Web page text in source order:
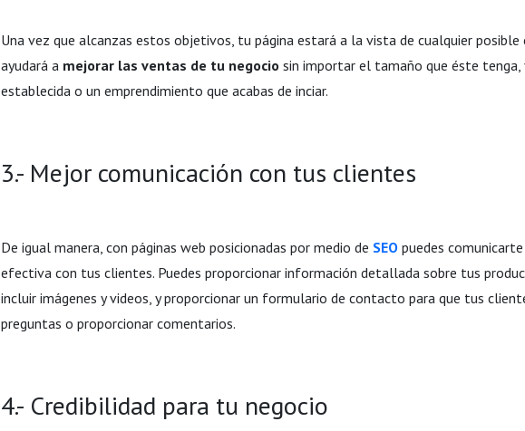
Una vez que alcanzas estos objetivos, tu página estará a la vista de cualquier
ayudará a mejorar las ventas de tu negocio sin importar el tamaño que éste tenga,
establecida o un emprendimiento que acabas de inciar.
3.- Mejor comunicación con tus clientes
De igual manera, con páginas web posicionadas por medio de SEO puedes
efectiva con tus clientes. Puedes proporcionar información detallada sobre tus
incluir imágenes y videos, y proporcionar un formulario de contacto para que tus
preguntas o proporcionar comentarios.
4.- Credibilidad para tu negocio